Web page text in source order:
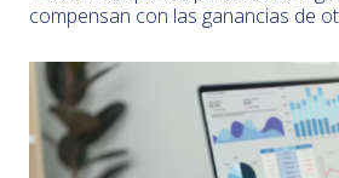
compensan con las ganancias de